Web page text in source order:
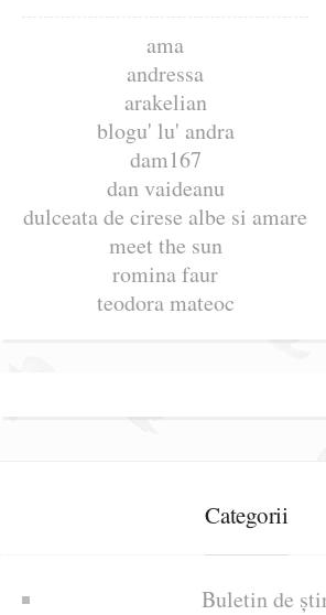
ama
andressa
arakelian
blogu' lu' andra
dam167
dan vaideanu
dulceata de cirese albe si amare
meet the sun
romina faur
teodora mateoc
Categorii
Buletin de